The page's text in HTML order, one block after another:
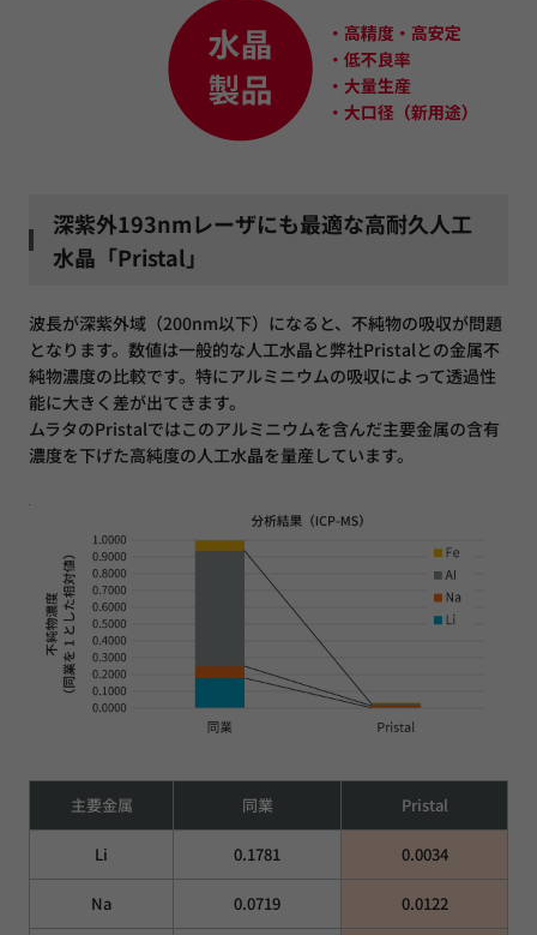
深紫外193nmレーザにも最適な高耐久人工
水晶「Pristal」
波長が深紫外域（200nm以下）になると、不純物の吸収が問題
となります。数値は一般的な人工水晶と弊社Pristalとの金属不
純物濃度の比較です。特にアルミニウムの吸収によって透過性
能に大きく差が出てきます。
ムラタのPristalではこのアルミニウムを含んだ主要金属の含有
濃度を下げた高純度の人工水晶を量産しています。
主要金属 同業 Pristal
Li 0.1781 0.0034
Na 0.0719 0.0122